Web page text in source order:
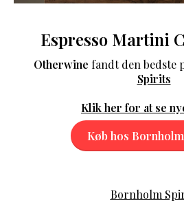
Espresso Martini
Otherwine fandt den bedste
Spirits
Klik her for at se
Køb hos
Bornholm